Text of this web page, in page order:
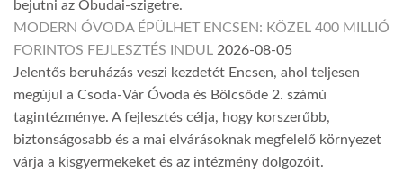
bejutni az Óbudai-szigetre.
MODERN ÓVODA ÉPÜLHET ENCSEN: KÖZEL 400 MILLIÓ
FORINTOS FEJLESZTÉS INDUL 2026-08-05
Jelentős beruházás veszi kezdetét Encsen, ahol teljesen
megújul a Csoda-Vár Óvoda és Bölcsőde 2. számú
tagintézménye. A fejlesztés célja, hogy korszerűbb,
biztonságosabb és a mai elvárásoknak megfelelő környezet
várja a kisgyermekeket és az intézmény dolgozóit.